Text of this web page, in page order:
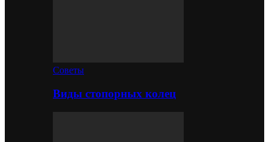
Советы
Виды стопорных колец